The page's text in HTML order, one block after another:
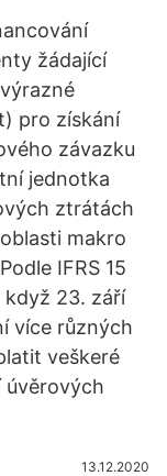
žádající
pro získání
závazku
jednotka
ztrátách
makro
IFRS 15
23. září
více různých
veškeré
úvěrových
13.12.2020